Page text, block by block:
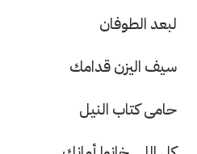
لبعد الطوفان
سيف اليزن قدامك
حامى كتاب النيل